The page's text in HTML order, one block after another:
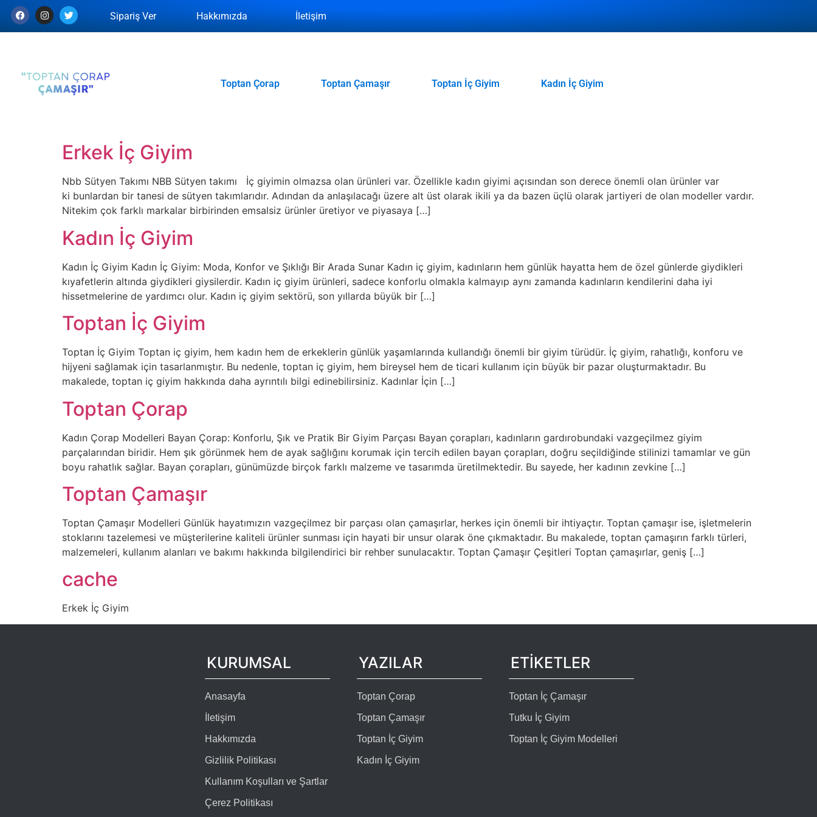
Sipariş Ver Hakkımızda İletişim
Toptan Çorap Toptan Çamaşır Toptan İç Giyim Kadın İç Giyim
Erkek İç Giyim
Nbb Sütyen Takımı NBB Sütyen takımı İç giyimin olmazsa olan ürünleri var. Özellikle kadın giyimi açısından son derece önemli olan ürünler var
ki bunlardan bir tanesi de sütyen takımlarıdır. Adından da anlaşılacağı üzere alt üst olarak ikili ya da bazen üçlü olarak jartiyeri de olan modeller vardır.
Nitekim çok farklı markalar birbirinden emsalsiz ürünler üretiyor ve piyasaya […]
Kadın İç Giyim
Kadın İç Giyim Kadın İç Giyim: Moda, Konfor ve Şıklığı Bir Arada Sunar Kadın iç giyim, kadınların hem günlük hayatta hem de özel günlerde giydikleri
kıyafetlerin altında giydikleri giysilerdir. Kadın iç giyim ürünleri, sadece konforlu olmakla kalmayıp aynı zamanda kadınların kendilerini daha iyi
hissetmelerine de yardımcı olur. Kadın iç giyim sektörü, son yıllarda büyük bir […]
Toptan İç Giyim
Toptan İç Giyim Toptan iç giyim, hem kadın hem de erkeklerin günlük yaşamlarında kullandığı önemli bir giyim türüdür. İç giyim, rahatlığı, konforu ve
hijyeni sağlamak için tasarlanmıştır. Bu nedenle, toptan iç giyim, hem bireysel hem de ticari kullanım için büyük bir pazar oluşturmaktadır. Bu
makalede, toptan iç giyim hakkında daha ayrıntılı bilgi edinebilirsiniz. Kadınlar İçin […]
Toptan Çorap
Kadın Çorap Modelleri Bayan Çorap: Konforlu, Şık ve Pratik Bir Giyim Parçası Bayan çorapları, kadınların gardırobundaki vazgeçilmez giyim
parçalarından biridir. Hem şık görünmek hem de ayak sağlığını korumak için tercih edilen bayan çorapları, doğru seçildiğinde stilinizi tamamlar ve gün
boyu rahatlık sağlar. Bayan çorapları, günümüzde birçok farklı malzeme ve tasarımda üretilmektedir. Bu sayede, her kadının zevkine […]
Toptan Çamaşır
Toptan Çamaşır Modelleri Günlük hayatımızın vazgeçilmez bir parçası olan çamaşırlar, herkes için önemli bir ihtiyaçtır. Toptan çamaşır ise, işletmelerin
stoklarını tazelemesi ve müşterilerine kaliteli ürünler sunması için hayati bir unsur olarak öne çıkmaktadır. Bu makalede, toptan çamaşırın farklı türleri,
malzemeleri, kullanım alanları ve bakımı hakkında bilgilendirici bir rehber sunulacaktır. Toptan Çamaşır Çeşitleri Toptan çamaşırlar, geniş […]
cache
Erkek İç Giyim
KURUMSAL
Anasayfa
İletişim
Hakkımızda
Gizlilik Politikası
Kullanım Koşulları ve Şartlar
Çerez Politikası
YAZILAR
Toptan Çorap
Toptan Çamaşır
Toptan İç Giyim
Kadın İç Giyim
ETİKETLER
Toptan İç Çamaşır
Tutku İç Giyim
Toptan İç Giyim Modelleri